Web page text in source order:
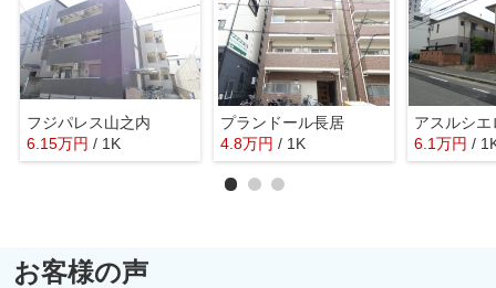
フジパレス山之内
6.15万円 / 1K
プランドール長居
4.8万円 / 1K
アスルシエ
6.1万円 /
お客様の声